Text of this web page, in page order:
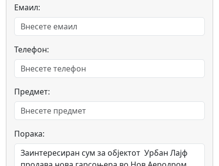
Емаил:
Телефон:
Предмет:
Порака: